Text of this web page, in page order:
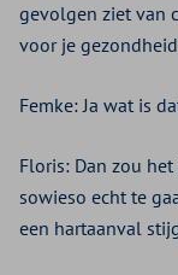
gevolgen ziet van
voor je
Femke: Ja wat is
Floris: Dan zou
sowieso echt te
een hartaanval